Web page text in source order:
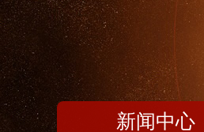
新闻中心